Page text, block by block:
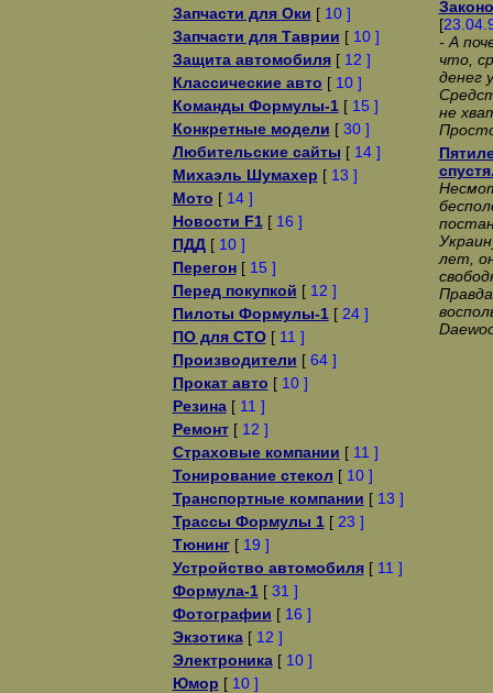
Запчасти для Оки [ 10 ]
Запчасти для Таврии [ 10 ]
Защита автомобиля[ 12 ]
Классические авто [ 10 ]
Команды Формулы-1[ 15 ]
Конкретные модели [ 30 ]
Любительские сайты [ 14 ]
Михаэль Шумахер [ 13 ]
Мото [ 14 ]
Новости F1[ 16 ]
ПДД[ 10 ]
Перегон[ 15 ]
Перед покупкой [ 12 ]
Пилоты Формулы-1[ 24 ]
ПО для СТО[ 11 ]
Производители [ 64 ]
Прокат авто [ 10 ]
Резина[ 11 ]
Ремонт[ 12 ]
Страховые компании [ 11 ]
Тонирование стекол [ 10 ]
Транспортные компании [ 13 ]
Трассы Формулы 1[ 23 ]
Тюнинг[ 19 ]
Устройство автомобиля[ 11 ]
Формула-1[ 31 ]
Фотографии [ 16 ]
Экзотика[ 12 ]
Электроника[ 10 ]
Юмор [ 10 ]
[
- А
что,
денег
не
лет,